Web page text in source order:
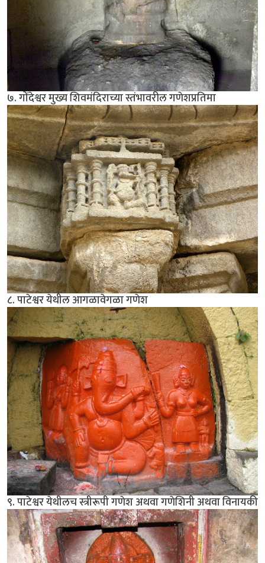
७. गोंदेश्वर मुख्य शिवमंदिराच्या स्तंभावरील गणेशप्रतिमा
८. पाटेश्वर येथील आगळावेगळा गणेश
९. पाटेश्वर येथीलच स्त्रीरूपी गणेश अथवा गणेशिनी अथवा विनायकी